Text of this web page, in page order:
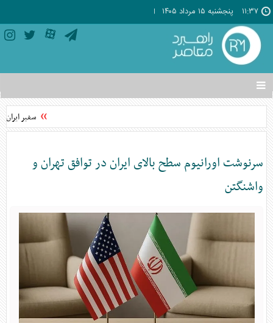
۱۱:۳۷ پنجشنبه ۱۵ مرداد ۱۴۰۵
تغییر
وضعیت
منوی
ها
سفیر
سرنوشت اورانیوم سطح بالای ایران در توافق تهران و
واشنگتن